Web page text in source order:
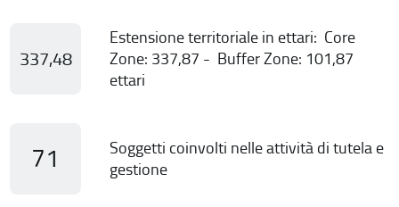
337,48
Estensione territoriale in ettari: Core
Zone: 337,87 - Buffer Zone: 101,87
ettari
71
Soggetti coinvolti nelle attività di tutela e
gestione